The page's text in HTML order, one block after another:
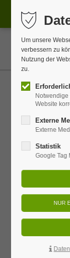
Um unsere
verbessern zu
Nutzung der
zu.
Website
Externe
Externe
Statistik
Google Tag
Festtage
Schweiz
Verbringen Sie
eingebettet in
Sächsische
entschleunigten
liebevollen
Unser
Naturerlebnis
besonderen